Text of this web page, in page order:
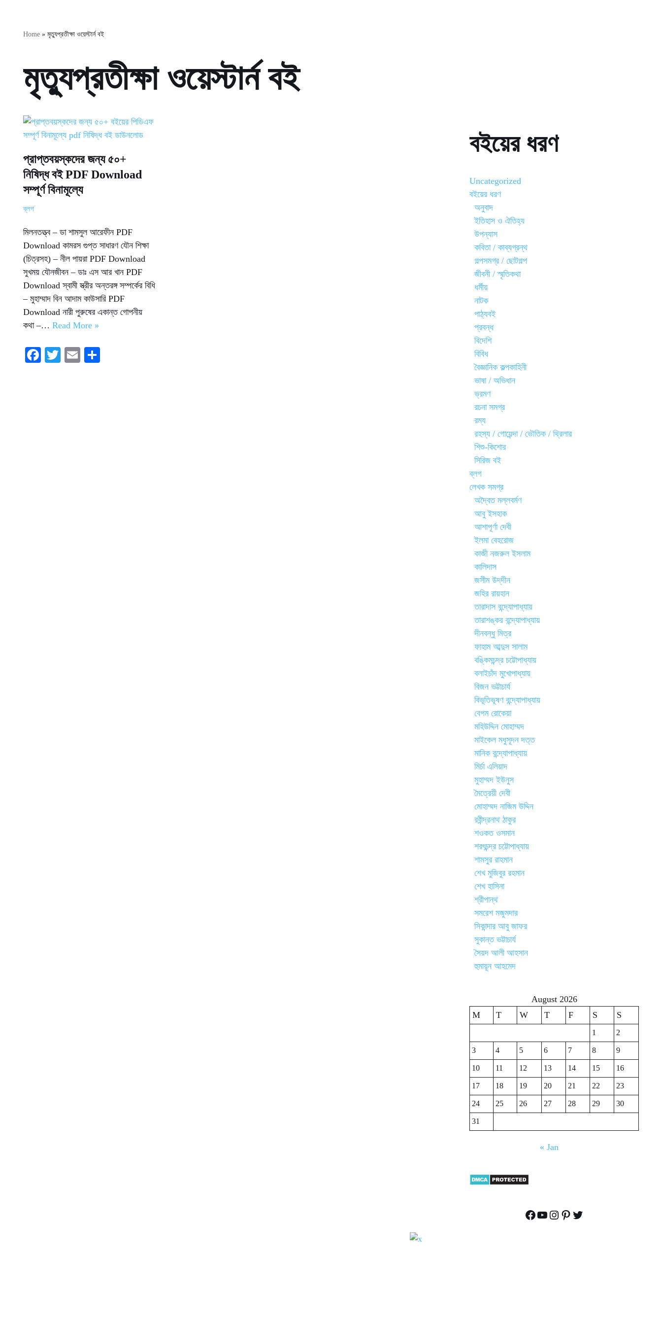
Home » মৃত্যুপ্রতীক্ষা ওয়েস্টার্ন বই
মৃত্যুপ্রতীক্ষা ওয়েস্টার্ন বই
প্রাপ্তবয়স্কদের জন্য ৫০+
নিষিদ্ধ বই PDF Download
সম্পূর্ণ বিনামূল্যে
ব্লগ
মিলনতত্ত্ব – ডা শামসুল আরেফীন PDF
Download কামরস গুপ্ত সাধারণ যৌন শিক্ষা
(চিত্রসহ) – নীল পায়রা PDF Download
সুখময় যৌনজীবন – ডাঃ এস আর খান PDF
Download স্বামী স্ত্রীর অন্তরঙ্গ সম্পর্কের বিধি
– মুহাম্মাদ বিন আদাম কাউসারি PDF
Download নারী পুরুষের একান্ত গোপনীয়
কথা –… Read More »
Fa T
E
বইয়ের ধরণ
Uncategorized
বইয়ের ধরণ
অনুবাদ
ইতিহাস ও ঐতিহ্য
উপন্যাস
কবিতা / কাব্যগ্রন্থ
গল্পসমগ্র / ছোটগল্প
জীবনী / স্মৃতিকথা
ধর্মীয়
নাটক
পাঠ্যবই
প্রবন্ধ
বিদেশি
বিবিধ
বৈজ্ঞানিক কল্পকাহিনী
ভাষা / অভিধান
ভ্রমণ
রচনা সমগ্র
রম্য
রহস্য / গোয়েন্দা / ভৌতিক / থ্রিলার
শিশু-কিশোর
সিরিজ বই
ব্লগ
লেখক সমগ্র
অদ্বৈত মল্লবর্মণ
আবু ইসহাক
আশাপূর্ণা দেবী
ইলমা বেহরোজ
কাজী নজরুল ইসলাম
কালিদাস
জসীম উদ্‌দীন
জহির রায়হান
তারাদাস বন্দ্যোপাধ্যায়
তারাশঙ্কর বন্দ্যোপাধ্যায়
দীনবন্ধু মিত্র
ফাহাম আব্দুস সালাম
বঙ্কিমচন্দ্র চট্টোপাধ্যায়
বলাইচাঁদ মুখোপাধ্যায়
বিজন ভট্টাচার্য
বিভূতিভূষণ বন্দ্যোপাধ্যায়
বেগম রোকেয়া
মহিউদ্দিন মোহাম্মদ
মাইকেল মধুসূদন দত্ত
মানিক বন্দ্যোপাধ্যায়
মির্চা এলিয়াদ
মুহাম্মদ ইউনুস
মৈত্রেয়ী দেবী
মোহাম্মদ নাজিম উদ্দিন
রবীন্দ্রনাথ ঠাকুর
শওকত ওসমান
শরৎচন্দ্র চট্টোপাধ্যায়
শামসুর রাহমান
শেখ মুজিবুর রহমান
শেখ হাসিনা
শ্রীপান্থ
সমরেশ মজুমদার
সিকান্দার আবু জাফর
সুকান্ত ভট্টাচার্য
সৈয়দ আলী আহসান
হুমায়ূন আহমেদ
August 2026
M
T W T F S S
1
2
3
4 5 6 7 8
9
10
11 12 13 14 15
16
17
18 19 20 21 22
23
24
25 26 27 28 29
30
31
« Jan